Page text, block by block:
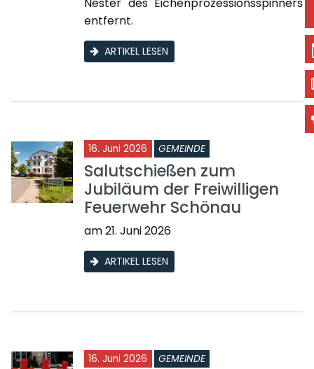
entfernt.
ARTIKEL LESEN
16. Juni 2026 GEMEINDE
Salutschießen zum
Jubiläum der Freiwilligen
Feuerwehr Schönau
am 21. Juni 2026
ARTIKEL LESEN
16. Juni 2026 GEMEINDE